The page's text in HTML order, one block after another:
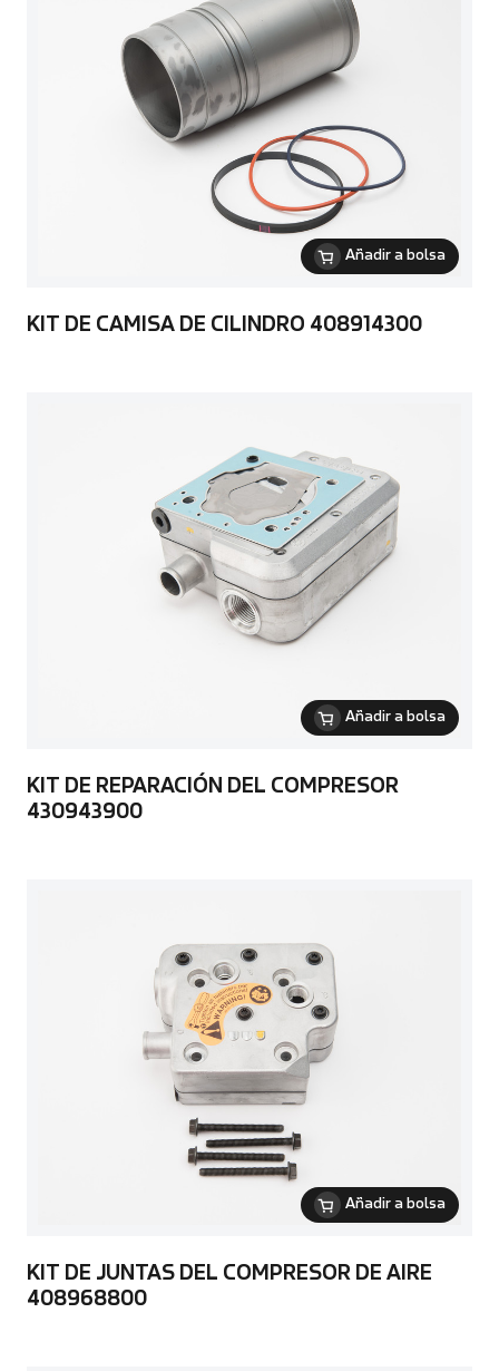
Añadir a bolsa
KIT DE CAMISA DE CILINDRO 408914300
Añadir a bolsa
KIT DE REPARACIÓN DEL COMPRESOR
430943900
Añadir a bolsa
KIT DE JUNTAS DEL COMPRESOR DE AIRE
408968800